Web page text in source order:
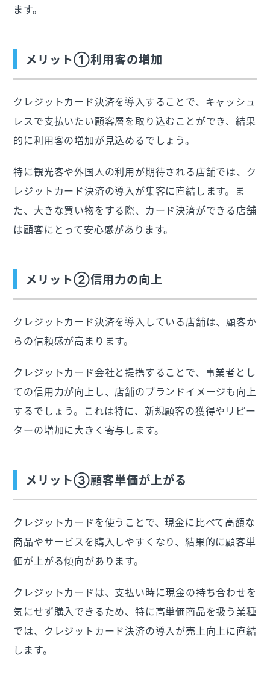
ます。
メリット①利用客の増加
クレジットカード決済を導入することで、キャッシュ
レスで支払いたい顧客層を取り込むことができ、結果
的に利用客の増加が見込めるでしょう。
特に観光客や外国人の利用が期待される店舗では、ク
レジットカード決済の導入が集客に直結します。ま
た、大きな買い物をする際、カード決済ができる店舗
は顧客にとって安心感があります。
メリット②信用力の向上
クレジットカード決済を導入している店舗は、顧客か
らの信頼感が高まります。
クレジットカード会社と提携することで、事業者とし
ての信用力が向上し、店舗のブランドイメージも向上
するでしょう。これは特に、新規顧客の獲得やリピー
ターの増加に大きく寄与します。
メリット③顧客単価が上がる
クレジットカードを使うことで、現金に比べて高額な
商品やサービスを購入しやすくなり、結果的に顧客単
価が上がる傾向があります。
クレジットカードは、支払い時に現金の持ち合わせを
気にせず購入できるため、特に高単価商品を扱う業種
では、クレジットカード決済の導入が売上向上に直結
します。